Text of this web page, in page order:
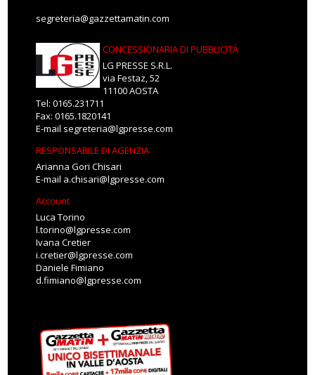
segreteria@gazzettamatin.com
CONCESSIONARIA DI PUBBLICITÀ
LG PRESSE S.R.L.
via Festaz, 52
11100 AOSTA
Tel: 0165.231711
Fax: 0165.1820141
E-mail segreteria@lgpresse.com
RESPONSABILE DI AGENZIA
Arianna Gori Chisari
E-mail a.chisari@lgpresse.com
Account
Luca Torino
l.torino@lgpresse.com
Ivana Cretier
i.cretier@lgpresse.com
Daniele Fimiano
d.fimiano@lgpresse.com